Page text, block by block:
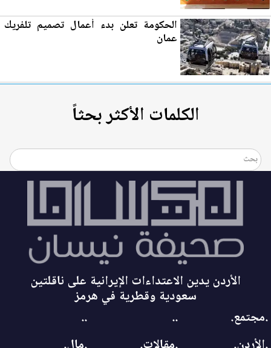
الحكومة تعلن بدء أعمال تصميم تلفريك
عمان
الكلمات الأكثر بحثاً
الأردن يدين الاعتداءات الإيرانية على ناقلتين
سعودية وقطرية في هرمز
.مجتمع.
..
..